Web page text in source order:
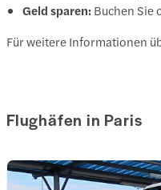
Geld sparen: Buchen Sie
Für weitere Informationen
Flughäfen in Paris